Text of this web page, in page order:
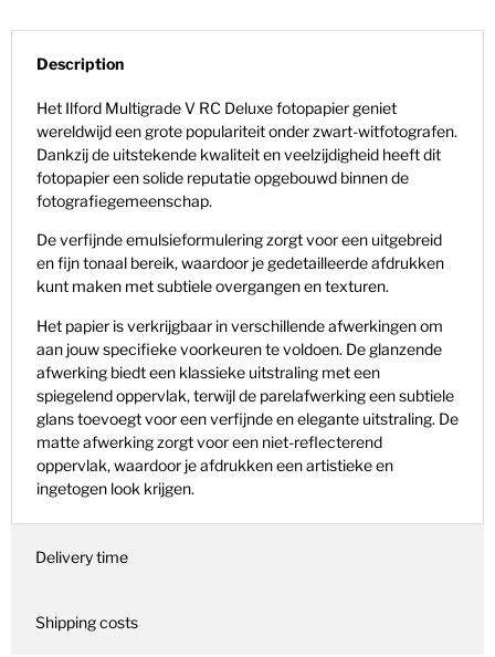
Description
Het Ilford Multigrade V RC Deluxe fotopapier geniet
wereldwijd een grote populariteit onder zwart-witfotografen.
Dankzij de uitstekende kwaliteit en veelzijdigheid heeft dit
fotopapier een solide reputatie opgebouwd binnen de
fotografiegemeenschap.
De verfijnde emulsieformulering zorgt voor een uitgebreid
en fijn tonaal bereik, waardoor je gedetailleerde afdrukken
kunt maken met subtiele overgangen en texturen.
Het papier is verkrijgbaar in verschillende afwerkingen om
aan jouw specifieke voorkeuren te voldoen. De glanzende
afwerking biedt een klassieke uitstraling met een
spiegelend oppervlak, terwijl de parelafwerking een subtiele
glans toevoegt voor een verfijnde en elegante uitstraling. De
matte afwerking zorgt voor een niet-reflecterend
oppervlak, waardoor je afdrukken een artistieke en
ingetogen look krijgen.
Delivery time
Shipping costs